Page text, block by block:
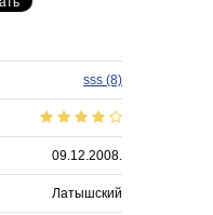
sss (8)
09.12.2008.
Латышский